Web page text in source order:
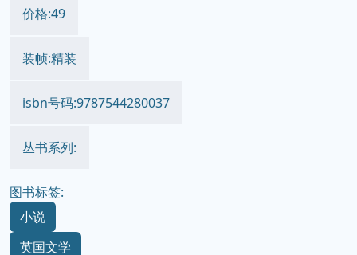
价格:49
装帧:精装
isbn号码:9787544280037
丛书系列:
图书标签:
小说
英国文学